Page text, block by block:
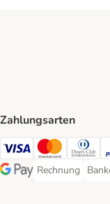
Zahlungsarten
Visa Payment Method
Mastercard
Diners
Google Pay Payment
Rechnung
Rechnung